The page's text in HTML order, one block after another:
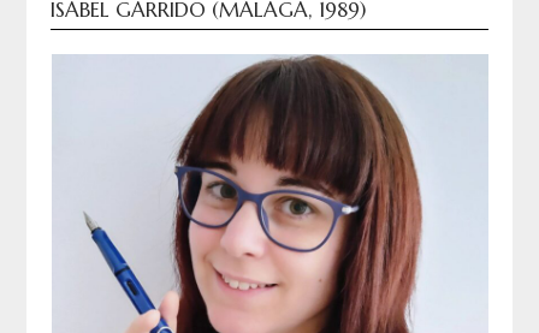
ISABEL GARRIDO (MÁLAGA, 1989)